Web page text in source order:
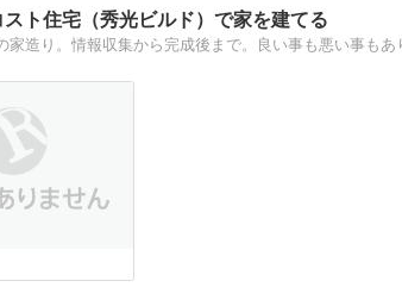
スト住宅（秀光ビルド）で家を建てる